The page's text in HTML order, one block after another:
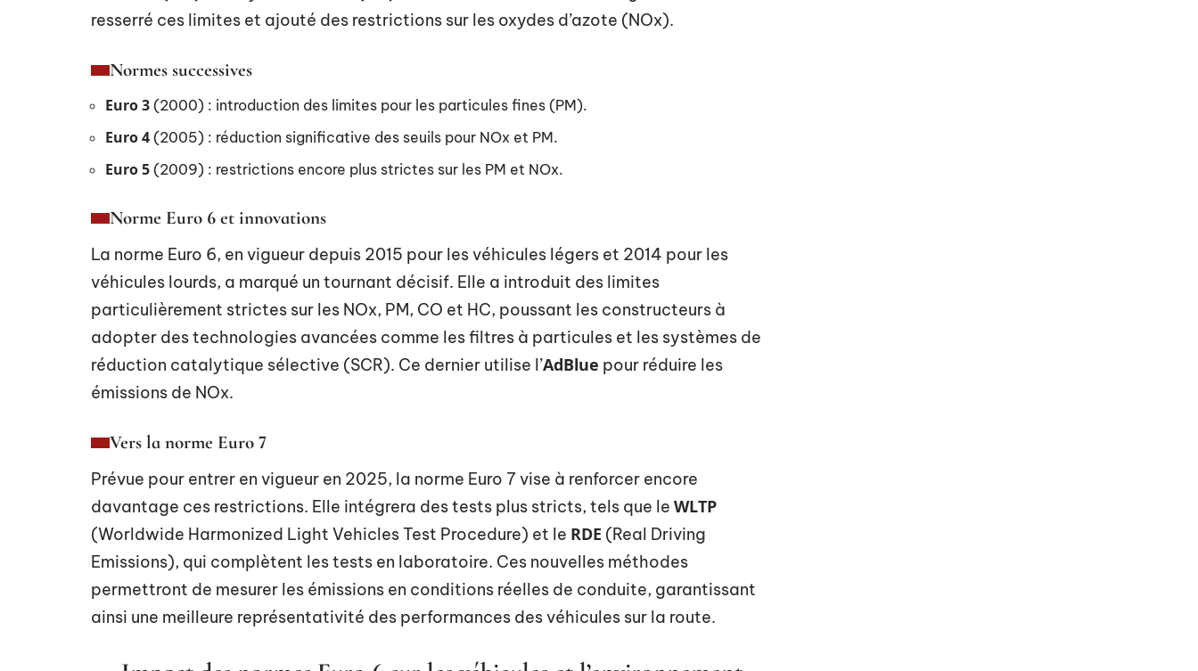
resserré ces limites et ajouté des restrictions sur les oxydes d’azote (NOx).
Normes successives
Euro 3 (2000) : introduction des limites pour les particules fines (PM).
Euro 4 (2005) : réduction significative des seuils pour NOx et PM.
Euro 5 (2009) : restrictions encore plus strictes sur les PM et NOx.
Norme Euro 6 et innovations
La norme Euro 6, en vigueur depuis 2015 pour les véhicules légers et 2014 pour les
véhicules lourds, a marqué un tournant décisif. Elle a introduit des limites
particulièrement strictes sur les NOx, PM, CO et HC, poussant les constructeurs à
adopter des technologies avancées comme les filtres à particules et les systèmes de
réduction catalytique sélective (SCR). Ce dernier utilise l’AdBlue pour réduire les
émissions de NOx.
Vers la norme Euro 7
Prévue pour entrer en vigueur en 2025, la norme Euro 7 vise à renforcer encore
davantage ces restrictions. Elle intégrera des tests plus stricts, tels que le WLTP
(Worldwide Harmonized Light Vehicles Test Procedure) et le RDE (Real Driving
Emissions), qui complètent les tests en laboratoire. Ces nouvelles méthodes
permettront de mesurer les émissions en conditions réelles de conduite, garantissant
ainsi une meilleure représentativité des performances des véhicules sur la route.